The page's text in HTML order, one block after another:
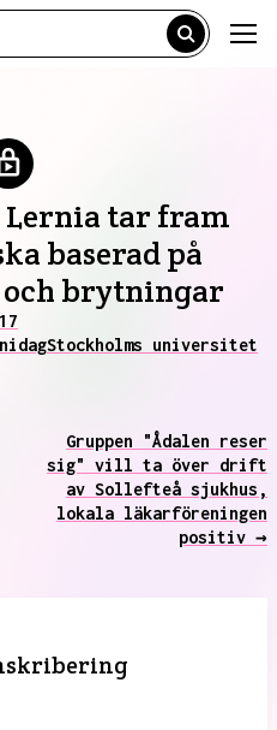
tar fram
baserad på
brytningar
idagStockholms universitet
Gruppen "Ådalen reser
sig" vill ta över drift
av Sollefteå sjukhus,
lokala läkarföreningen
positiv →